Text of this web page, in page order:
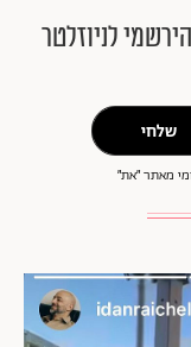
לניוזלטר
שלחי
מאתר ״את״